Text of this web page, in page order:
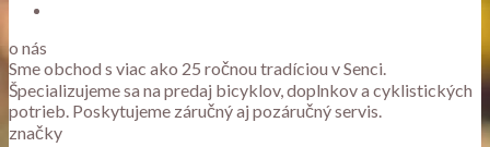
o nás
Sme obchod s viac ako 25 ročnou tradíciou v Senci.
Špecializujeme sa na predaj bicyklov, doplnkov a cyklistických
potrieb. Poskytujeme záručný aj pozáručný servis.
značky